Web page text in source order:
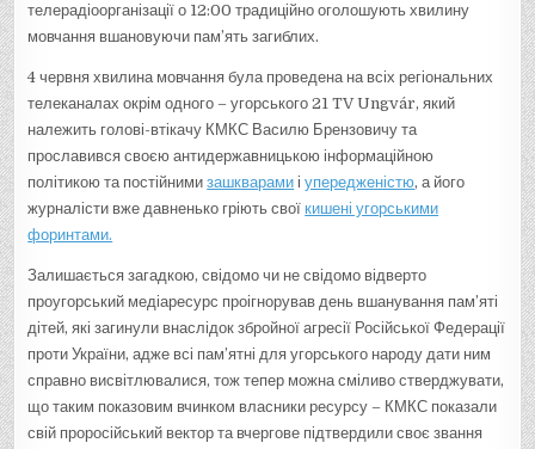
телерадіоорганізації о 12:00 традиційно оголошують хвилину
мовчання вшановуючи пам’ять загиблих.
4 червня хвилина мовчання була проведена на всіх регіональних
телеканалах окрім одного – угорського 21 TV Ungvár, який
належить голові-втікачу КМКС Василю Брензовичу та
прославився своєю антидержавницькою інформаційною
політикою та постійнимизашкварами іупередженістю, а його
журналісти вже давненько гріють своїкишені угорськими
форинтами.
Залишається загадкою, свідомо чи не свідомо відверто
проугорський медіаресурс проігнорував день вшанування пам’яті
дітей, які загинули внаслідок збройної агресії Російської Федерації
проти України, адже всі пам’ятні для угорського народу дати ним
справно висвітлювалися, тож тепер можна сміливо стверджувати,
що таким показовим вчинком власники ресурсу – КМКС показали
свій проросійський вектор та вчергове підтвердили своє звання